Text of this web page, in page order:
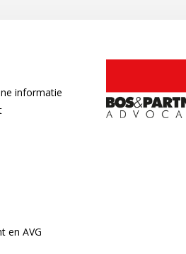
informatie
en AVG